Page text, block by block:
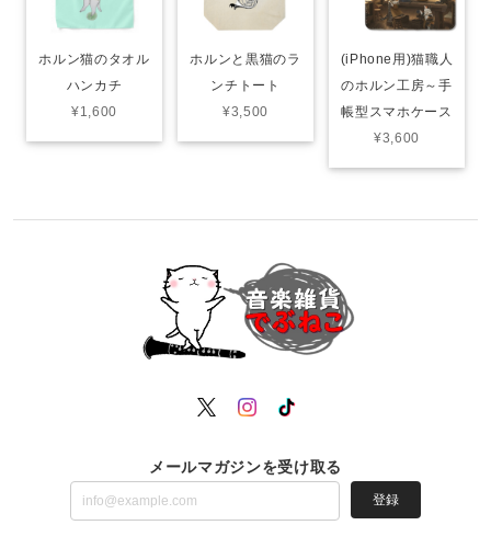
ホルン猫のタオル
ハンカチ
¥1,600
ホルンと黒猫のラ
ンチトート
¥3,500
(iPhone用)猫職人
のホルン工房～手
帳型スマホケース
¥3,600
メールマガジンを受け取る
登録